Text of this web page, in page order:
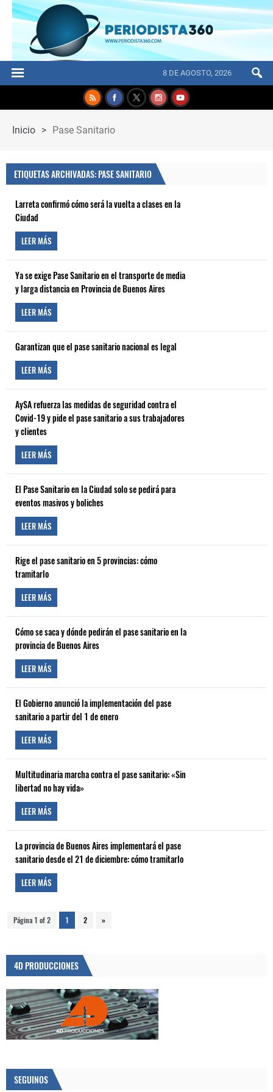
8 DE AGOSTO, 2026
Inicio > Pase Sanitario
ETIQUETAS ARCHIVADAS: PASE SANITARIO
Larreta confirmó cómo será la vuelta a clases en la
Ciudad
LEER MÁS
Ya se exige Pase Sanitario en el transporte de media
y larga distancia en Provincia de Buenos Aires
LEER MÁS
Garantizan que el pase sanitario nacional es legal
LEER MÁS
AySA refuerza las medidas de seguridad contra el
Covid-19 y pide el pase sanitario a sus trabajadores
y clientes
LEER MÁS
El Pase Sanitario en la Ciudad solo se pedirá para
eventos masivos y boliches
LEER MÁS
Rige el pase sanitario en 5 provincias: cómo
tramitarlo
LEER MÁS
Cómo se saca y dónde pedirán el pase sanitario en la
provincia de Buenos Aires
LEER MÁS
El Gobierno anunció la implementación del pase
sanitario a partir del 1 de enero
LEER MÁS
Multitudinaria marcha contra el pase sanitario: «Sin
libertad no hay vida»
LEER MÁS
La provincia de Buenos Aires implementará el pase
sanitario desde el 21 de diciembre: cómo tramitarlo
LEER MÁS
Página 1 of 2 1 2 »
4D PRODUCCIONES
SEGUINOS